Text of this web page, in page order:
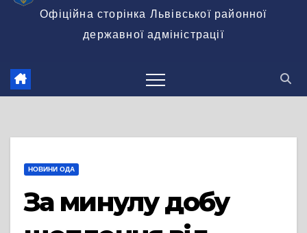
Офіційна сторінка Львівської районної
державної адміністрації
НОВИНИ ОДА
За минулу добу